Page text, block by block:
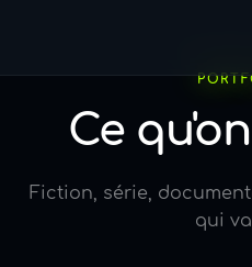
Ce qu'on
Fiction, série,
qui